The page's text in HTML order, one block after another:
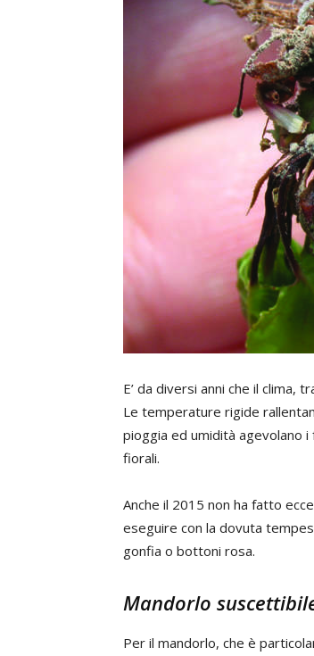
E’ da diversi anni che il clima,
Le temperature rigide
pioggia ed umidità agevolano
fiorali.
Anche il 2015 non ha fatto
eseguire con la dovuta
gonfia o bottoni rosa.
Mandorlo
Per il mandorlo, che è